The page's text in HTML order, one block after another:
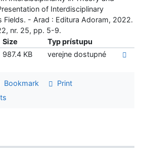
of Interdisciplinary
Fields. - Arad : Editura Adoram, 2022.
nr. 25, pp. 5-9.
Size
Typ prístupu
987.4 KB verejne dostupné
Bookmark
Print